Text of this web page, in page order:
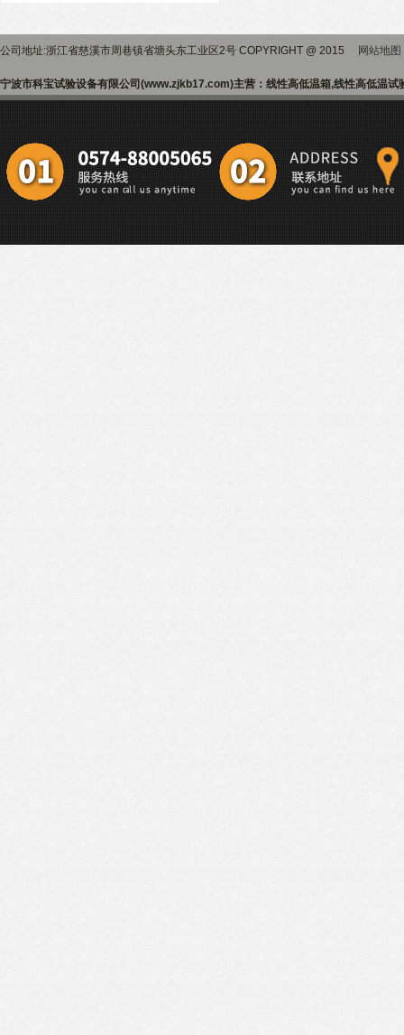
公司地址:浙江省慈溪市周巷镇省塘头东工业区2号 COPYRIGHT @ 2015 网站地图
宁波市科宝试验设备有限公司(www.zjkb17.com)主营：线性高低温箱,线性高低温